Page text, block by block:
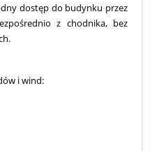
dostęp do budynku przez
z chodnika, bez
i wind: